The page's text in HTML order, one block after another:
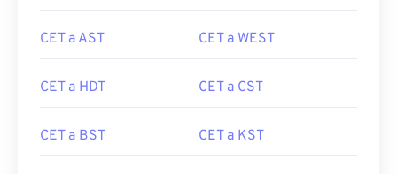
CET a AST CET a WEST
CET a HDT CET a CST
CET a BST CET a KST